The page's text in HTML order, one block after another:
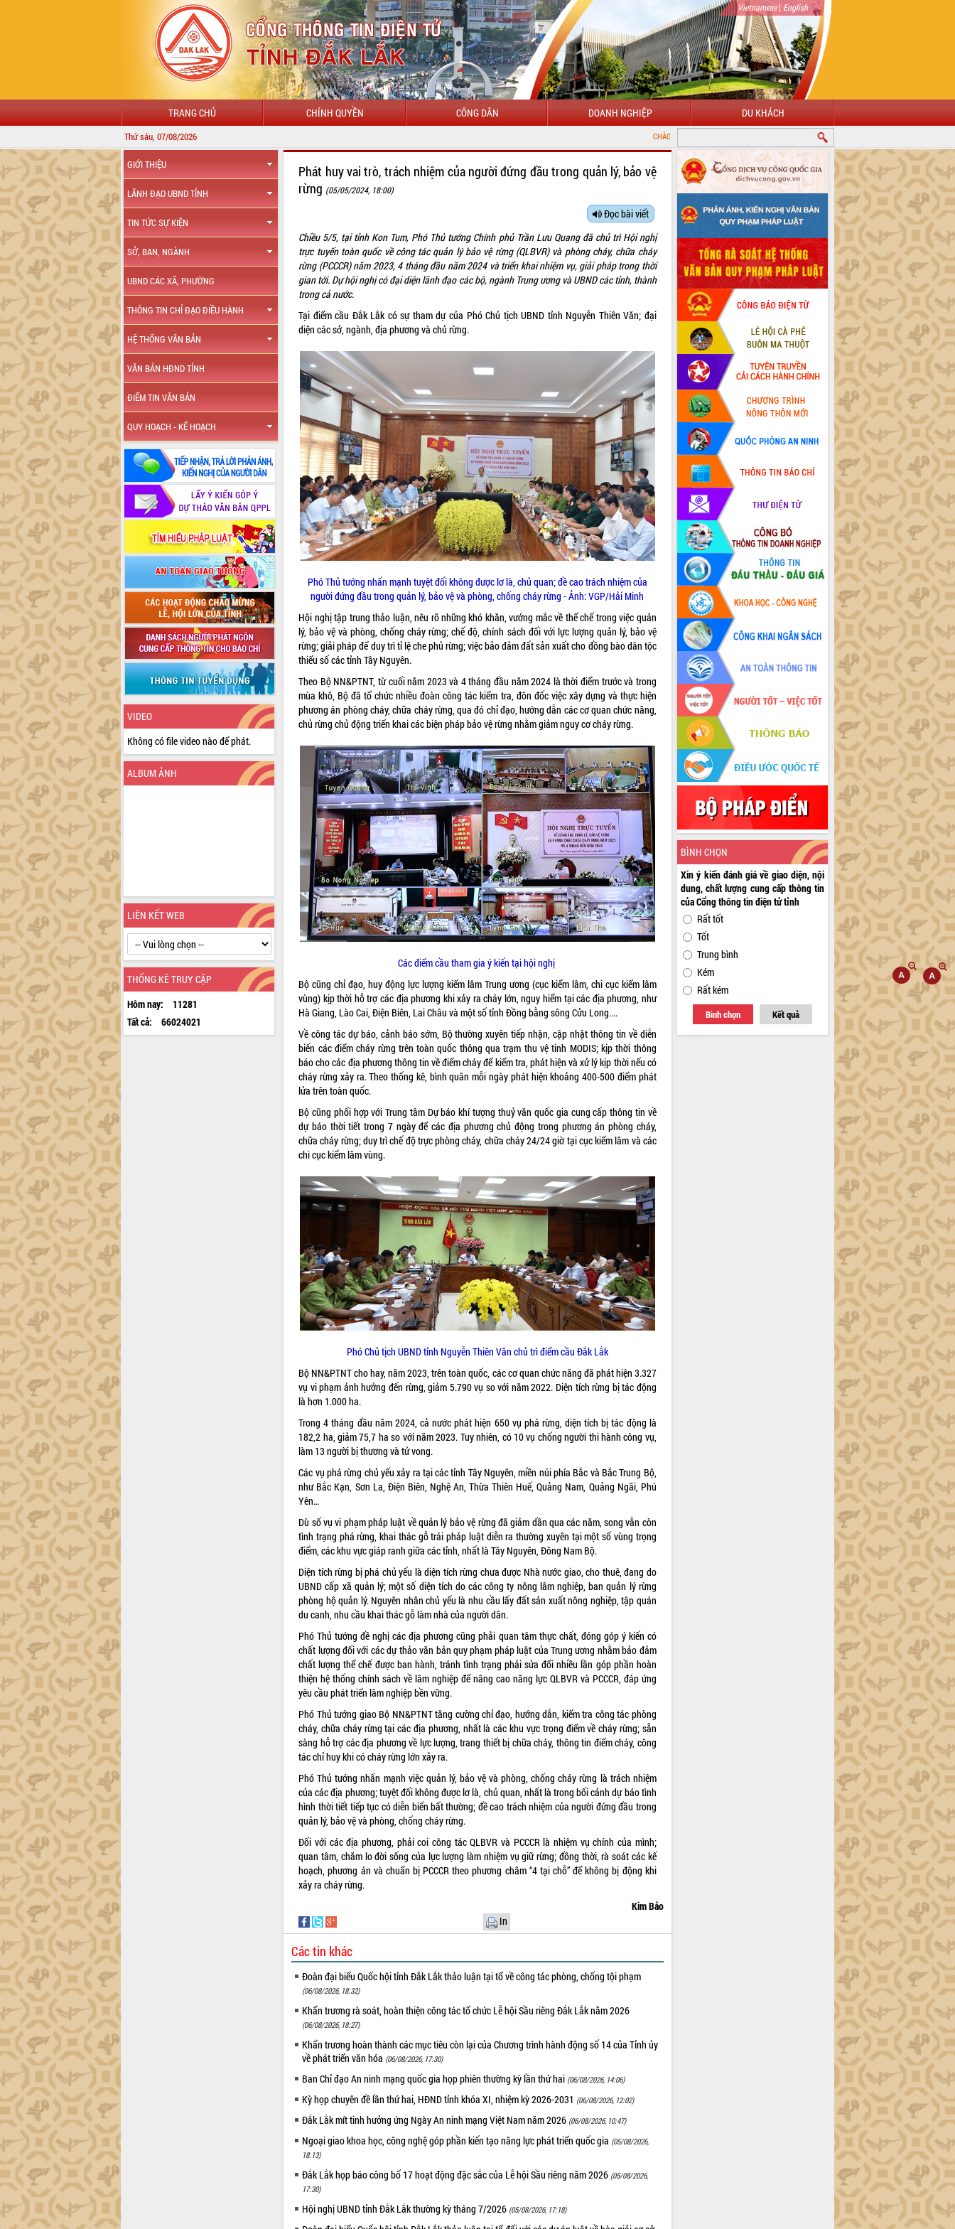
Vietnamese| English
TRANG CHỦ CHÍNH QUYỀN CÔNG DÂN DOANH NGHIỆP DU KHÁCH
Thứ sáu, 07/08/2026 CHÀO MỪNG ĐẾN VỚI CỔNG THÔNG TIN ĐIỆN TỬ TỈNH ĐẮK LẮK
GIỚI THIỆU
LÃNH ĐẠO UBND TỈNH
TIN TỨC SỰ KIỆN
SỞ, BAN, NGÀNH
UBND CÁC XÃ, PHƯỜNG
THÔNG TIN CHỈ ĐẠO ĐIỀU HÀNH
HỆ THỐNG VĂN BẢN
VĂN BẢN HĐND TỈNH
ĐIỂM TIN VĂN BẢN
QUY HOẠCH - KẾ HOẠCH
VIDEO
Không có file video nào để phát.
ALBUM ẢNH
LIÊN KẾT WEB
THỐNG KÊ TRUY CẬP
Hôm nay:
11281
Tất cả:
66024021
Phát huy vai trò, trách nhiệm của người đứng đầu trong quản lý, bảo vệ
rừng (05/05/2024, 18:00)
Đọc bài viết
Chiều 5/5, tại tỉnh Kon Tum, Phó Thủ tướng Chính phủ Trần Lưu Quang đã chủ trì Hội nghị
trực tuyến toàn quốc về công tác quản lý bảo vệ rừng (QLBVR) và phòng cháy, chữa cháy
rừng (PCCCR) năm 2023, 4 tháng đầu năm 2024 và triển khai nhiệm vụ, giải pháp trong thời
gian tới. Dự hội nghị có đại diện lãnh đạo các bộ, ngành Trung ương và UBND các tỉnh, thành
trong cả nước.
Tại điểm cầu Đắk Lắk có sự tham dự của Phó Chủ tịch UBND tỉnh Nguyễn Thiên Văn; đại
diện các sở, ngành, địa phương và chủ rừng.
Phó Thủ tướng nhấn mạnh tuyệt đối không được lơ là, chủ quan; đề cao trách nhiệm của
người đứng đầu trong quản lý, bảo vệ và phòng, chống cháy rừng - Ảnh: VGP/Hải Minh
Hội nghị tập trung thảo luận, nêu rõ những khó khăn, vướng mắc về thể chế trong việc quản
lý, bảo vệ và phòng, chống cháy rừng; chế độ, chính sách đối với lực lượng quản lý, bảo vệ
rừng; giải pháp để duy trì tỉ lệ che phủ rừng; việc bảo đảm đất sản xuất cho đồng bào dân tộc
thiểu số các tỉnh Tây Nguyên.
Theo Bộ NN&PTNT, từ cuối năm 2023 và 4 tháng đầu năm 2024 là thời điểm trước và trong
mùa khô, Bộ đã tổ chức nhiều đoàn công tác kiểm tra, đôn đốc việc xây dựng và thực hiện
phương án phòng cháy, chữa cháy rừng, qua đó chỉ đạo, hướng dẫn các cơ quan chức năng,
chủ rừng chủ động triển khai các biện pháp bảo vệ rừng nhằm giảm nguy cơ cháy rừng.
Các điểm cầu tham gia ý kiến tại hội nghị
Bộ cũng chỉ đạo, huy động lực lượng kiểm lâm Trung ương (cục kiểm lâm, chi cục kiểm lâm
vùng) kịp thời hỗ trợ các địa phương khi xảy ra cháy lớn, nguy hiểm tại các địa phương, như
Hà Giang, Lào Cai, Điện Biên, Lai Châu và một số tỉnh Đồng bằng sông Cửu Long....
Về công tác dự báo, cảnh báo sớm, Bộ thường xuyên tiếp nhận, cập nhật thông tin về diễn
biến các điểm cháy rừng trên toàn quốc thông qua trạm thu vệ tinh MODIS; kịp thời thông
báo cho các địa phương thông tin về điểm cháy để kiểm tra, phát hiện và xử lý kịp thời nếu có
cháy rừng xảy ra. Theo thống kê, bình quân mỗi ngày phát hiện khoảng 400-500 điểm phát
lửa trên toàn quốc.
Bộ cũng phối hợp với Trung tâm Dự báo khí tượng thuỷ văn quốc gia cung cấp thông tin về
dự báo thời tiết trong 7 ngày để các địa phương chủ động trong phương án phòng cháy,
chữa cháy rừng; duy trì chế độ trực phòng cháy, chữa cháy 24/24 giờ tại cục kiểm lâm và các
chi cục kiểm lâm vùng.
Phó Chủ tịch UBND tỉnh Nguyễn Thiên Văn chủ trì điểm cầu Đắk Lắk
Bộ NN&PTNT cho hay, năm 2023, trên toàn quốc, các cơ quan chức năng đã phát hiện 3.327
vụ vi phạm ảnh hưởng đến rừng, giảm 5.790 vụ so với năm 2022. Diện tích rừng bị tác động
là hơn 1.000 ha.
Trong 4 tháng đầu năm 2024, cả nước phát hiện 650 vụ phá rừng, diện tích bị tác động là
182,2 ha, giảm 75,7 ha so với năm 2023. Tuy nhiên, có 10 vụ chống người thi hành công vụ,
làm 13 người bị thương và tử vong.
Các vụ phá rừng chủ yếu xảy ra tại các tỉnh Tây Nguyên, miền núi phía Bắc và Bắc Trung Bộ,
như Bắc Kạn, Sơn La, Điện Biên, Nghệ An, Thừa Thiên Huế, Quảng Nam, Quảng Ngãi, Phú
Yên…
Dù số vụ vi phạm pháp luật về quản lý bảo vệ rừng đã giảm dần qua các năm, song vẫn còn
tình trạng phá rừng, khai thác gỗ trái pháp luật diễn ra thường xuyên tại một số vùng trọng
điểm, các khu vực giáp ranh giữa các tỉnh, nhất là Tây Nguyên, Đông Nam Bộ.
Diện tích rừng bị phá chủ yếu là diện tích rừng chưa được Nhà nước giao, cho thuê, đang do
UBND cấp xã quản lý; một số diện tích do các công ty nông lâm nghiệp, ban quản lý rừng
phòng hộ quản lý. Nguyên nhân chủ yếu là nhu cầu lấy đất sản xuất nông nghiệp, tập quán
du canh, nhu cầu khai thác gỗ làm nhà của người dân.
Phó Thủ tướng đề nghị các địa phương cũng phải quan tâm thực chất, đóng góp ý kiến có
chất lượng đối với các dự thảo văn bản quy phạm pháp luật của Trung ương nhằm bảo đảm
chất lượng thể chế được ban hành, tránh tình trạng phải sửa đổi nhiều lần góp phần hoàn
thiện hệ thống chính sách về lâm nghiệp để nâng cao năng lực QLBVR và PCCCR, đáp ứng
yêu cầu phát triển lâm nghiệp bền vững.
Phó Thủ tướng giao Bộ NN&PTNT tăng cường chỉ đạo, hướng dẫn, kiểm tra công tác phòng
cháy, chữa cháy rừng tại các địa phương, nhất là các khu vực trọng điểm về cháy rừng; sẵn
sàng hỗ trợ các địa phương về lực lượng, trang thiết bị chữa cháy, thông tin điểm cháy, công
tác chỉ huy khi có cháy rừng lớn xảy ra.
Phó Thủ tướng nhấn mạnh việc quản lý, bảo vệ và phòng, chống cháy rừng là trách nhiệm
của các địa phương; tuyệt đối không được lơ là, chủ quan, nhất là trong bối cảnh dự báo tình
hình thời tiết tiếp tục có diễn biến bất thường; đề cao trách nhiệm của người đứng đầu trong
quản lý, bảo vệ và phòng, chống cháy rừng.
Đối với các địa phương, phải coi công tác QLBVR và PCCCR là nhiệm vụ chính của mình;
quan tâm, chăm lo đời sống của lực lượng làm nhiệm vụ giữ rừng; đồng thời, rà soát các kế
hoạch, phương án và chuẩn bị PCCCR theo phương châm “4 tại chỗ” để không bị động khi
xảy ra cháy rừng.
Kim Bảo
In
Các tin khác
Đoàn đại biểu Quốc hội tỉnh Đắk Lắk thảo luận tại tổ về công tác phòng, chống tội phạm
(06/08/2026, 18:32)
Khẩn trương rà soát, hoàn thiện công tác tổ chức Lễ hội Sầu riêng Đắk Lắk năm 2026
(06/08/2026, 18:27)
Khẩn trương hoàn thành các mục tiêu còn lại của Chương trình hành động số 14 của Tỉnh ủy
về phát triển văn hóa (06/08/2026, 17:30)
Ban Chỉ đạo An ninh mạng quốc gia họp phiên thường kỳ lần thứ hai (06/08/2026, 14:06)
Kỳ họp chuyên đề lần thứ hai, HĐND tỉnh khóa XI, nhiệm kỳ 2026-2031 (06/08/2026, 12:02)
Đắk Lắk mít tinh hưởng ứng Ngày An ninh mạng Việt Nam năm 2026 (06/08/2026, 10:47)
Ngoại giao khoa học, công nghệ góp phần kiến tạo năng lực phát triển quốc gia (05/08/2026,
18:13)
Đắk Lắk họp báo công bố 17 hoạt động đặc sắc của Lễ hội Sầu riêng năm 2026 (05/08/2026,
17:30)
Hội nghị UBND tỉnh Đắk Lắk thường kỳ tháng 7/2026 (05/08/2026, 17:18)
BÌNH CHỌN
Xin ý kiến đánh giá về giao diện, nội
dung, chất lượng cung cấp thông tin
của Cổng thông tin điện tử tỉnh
Rất tốt
Tốt
Trung bình
Kém
Rất kém
Bình chọn Kết quả